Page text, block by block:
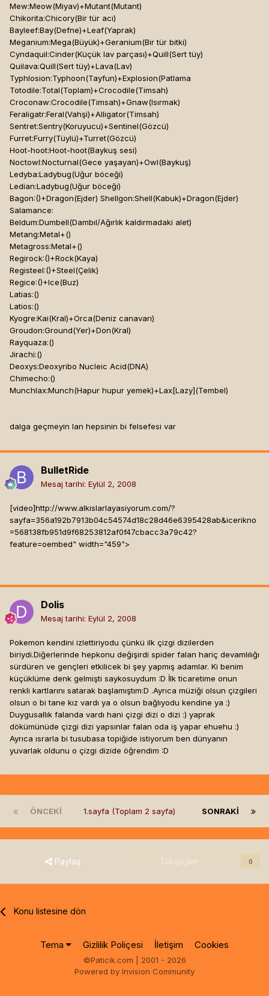
Mew:Meow(Miyav)+Mutant(Mutant)
Chikorita:Chicory(Bir tür acı)
Bayleef:Bay(Defne)+Leaf(Yaprak)
Meganium:Mega(Büyük)+Geranium(Bir tür bitki)
Cyndaquil:Cinder(Küçük lav parçası)+Quill(Sert tüy)
Quilava:Quill(Sert tüy)+Lava(Lav)
Typhlosion:Typhoon(Tayfun)+Explosion(Patlama
Totodile:Total(Toplam)+Crocodile(Timsah)
Croconaw:Crocodile(Timsah)+Gnaw(Isırmak)
Feraligatr:Feral(Vahşi)+Alligator(Timsah)
Sentret:Sentry(Koruyucu)+Sentinel(Gözcü)
Furret:Furry(Tüylü)+Turret(Gözcü)
Hoot-hoot:Hoot-hoot(Baykuş sesi)
Noctowl:Nocturnal(Gece yaşayan)+Owl(Baykuş)
Ledyba:Ladybug(Uğur böceği)
Ledian:Ladybug(Uğur böceği)
Bagon:()+Dragon(Ejder) Shellgon:Shell(Kabuk)+Dragon(Ejder)
Salamance:
Beldum:Dumbell(Dambıl/Ağırlık kaldırmadaki alet)
Metang:Metal+()
Metagross:Metal+()
Regirock:()+Rock(Kaya)
Registeel:()+Steel(Çelik)
Regice:()+Ice(Buz)
Latias:()
Latios:()
Kyogre:Kai(Kral)+Orca(Deniz canavarı)
Groudon:Ground(Yer)+Don(Kral)
Rayquaza:()
Jirachi:()
Deoxys:Deoxyribo Nucleic Acid(DNA)
Chimecho:()
Munchlax:Munch(Hapur hupur yemek)+Lax[Lazy](Tembel)
dalga geçmeyin lan hepsinin bi felsefesi var
BulletRide
Mesaj tarihi: Eylül 2, 2008
[video]http://www.alkislarlayasiyorum.com/?
sayfa=356a192b7913b04c54574d18c28d46e6395428ab&icerikno
=568138fb951d9f68253812af0f47cbacc3a79c42?
feature=oembed" width="459">
Dolis
Mesaj tarihi: Eylül 2, 2008
Pokemon kendini izlettiriyodu çünkü ilk çizgi dizilerden
biriydi.Diğerlerinde hepkonu değişirdi spider falan hariç devamlılığı
sürdüren ve gençleri etkilicek bi şey yapmış adamlar. Ki benim
küçüklüme denk gelmişti saykosuydum :D İlk ticaretime onun
renkli kartlarını satarak başlamıştım:D .Ayrıca müziği olsun çizgileri
olsun o bi tane kız vardı ya o olsun bağlıyodu kendine ya :)
Duygusallık falanda vardı hani çizgi dizi o dizi :) yaprak
dökümünüde çizgi dizi yapsınlar falan oda iş yapar ehuehu :)
Ayrıca ısrarla bi tusubasa topiğide istiyorum ben dünyanın
yuvarlak oldunu o çizgi dizide öğrendim :D
ÖNCEKI SONRAKI
1.sayfa (Toplam 2 sayfa)
Paylaş Takipçiler 0
Konu listesine dön
Tema Gizlilik Poliçesi İletişim Cookies
©Paticik.com | 2001 - 2026
Powered by Invision Community